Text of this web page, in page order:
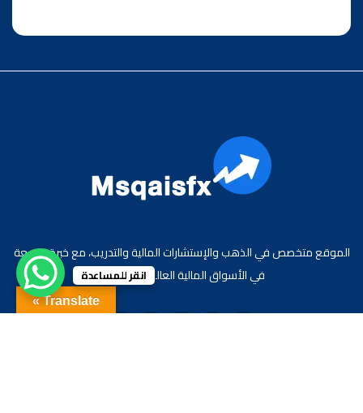
الموقع متخصص في الذهب والإستشارات المالية والتدريب، مع خبرة واسعة
في الأسواق المالية العالمية والعربية.
Translate »
انقر للمساعدة